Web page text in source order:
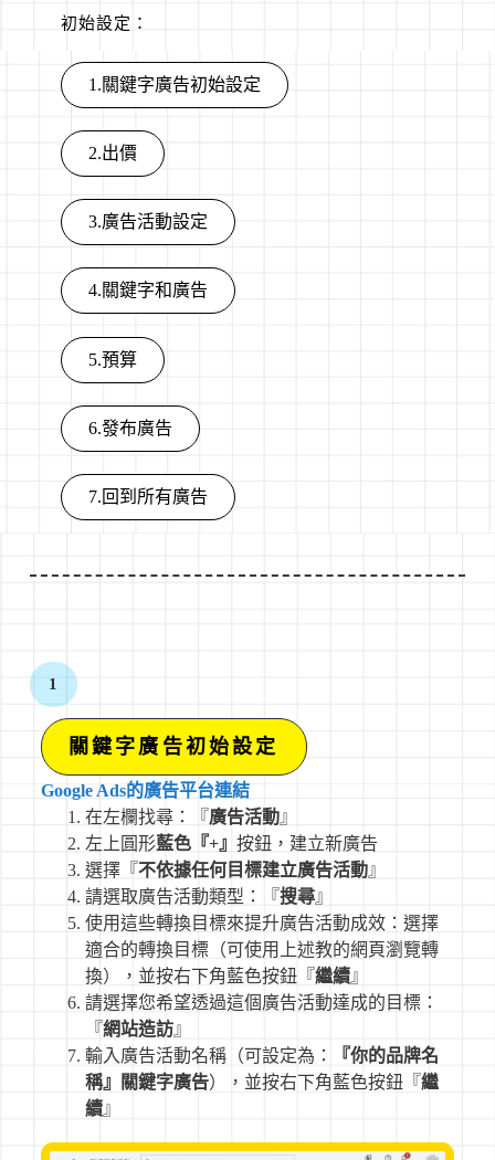
初始設定：
1.關鍵字廣告初始設定
2.出價
3.廣告活動設定
4.關鍵字和廣告
5.預算
6.發布廣告
7.回到所有廣告
1
關鍵字廣告初始設定
Google Ads的廣告平台連結
在左欄找尋：『廣告活動』
左上圓形藍色『+』 按鈕，建立新廣告
選擇『不依據任何目標建立廣告活動』
請選取廣告活動類型：『搜尋』
使用這些轉換目標來提升廣告活動成效：選擇
適合的轉換目標（可使用上述教的網頁瀏覽轉
換），並按右下角藍色按鈕『繼續』
請選擇您希望透過這個廣告活動達成的目標：
『網站造訪』
輸入廣告活動名稱（可設定為：
『你的品牌名
稱』關鍵字廣告），並按右下角藍色按鈕『繼
續』